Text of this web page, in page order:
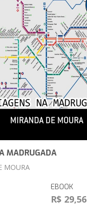
MADRUGADA
MOURA
EBOOK
R$ 29,56